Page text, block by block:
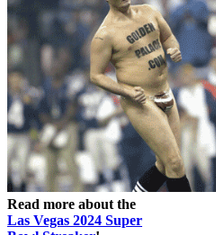
Read more about the
Las Vegas 2024 Super